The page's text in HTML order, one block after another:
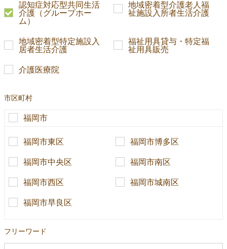
認知症対応型共同生活
介護（グループホー
ム）
地域密着型介護老人福
祉施設入所者生活介護
地域密着型特定施設入
居者生活介護
福祉用具貸与・特定福
祉用具販売
介護医療院
市区町村
福岡市
福岡市東区 福岡市博多区
福岡市中央区 福岡市南区
福岡市西区 福岡市城南区
福岡市早良区
フリーワード